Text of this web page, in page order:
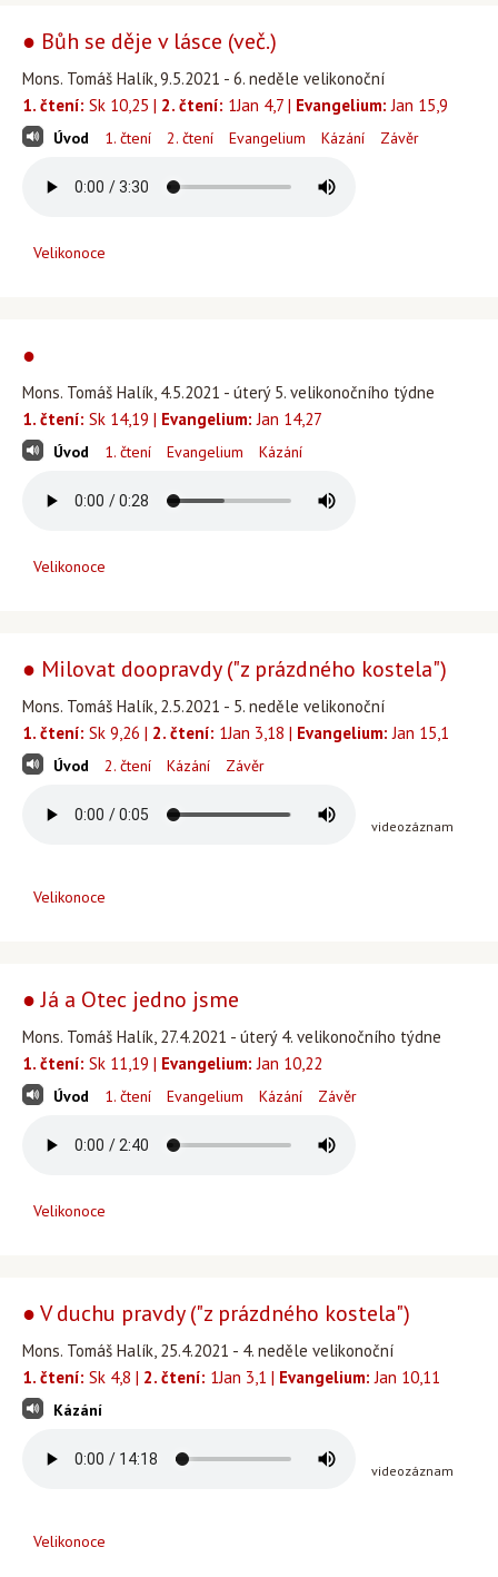
● Bůh se děje v lásce (več.)
Mons. Tomáš Halík, 9.5.2021 - 6. neděle velikonoční
1. čtení: Sk 10,25 | 2. čtení: 1Jan 4,7 | Evangelium: Jan 15,9
Úvod 1. čtení 2. čtení Evangelium Kázání Závěr
Velikonoce
●
Mons. Tomáš Halík, 4.5.2021 - úterý 5. velikonočního týdne
1. čtení: Sk 14,19 | Evangelium: Jan 14,27
Úvod 1. čtení Evangelium Kázání
Velikonoce
● Milovat doopravdy ("z prázdného kostela")
Mons. Tomáš Halík, 2.5.2021 - 5. neděle velikonoční
1. čtení: Sk 9,26 | 2. čtení: 1Jan 3,18 | Evangelium: Jan 15,1
Úvod 2. čtení Kázání Závěr
videozáznam
Velikonoce
● Já a Otec jedno jsme
Mons. Tomáš Halík, 27.4.2021 - úterý 4. velikonočního týdne
1. čtení: Sk 11,19 | Evangelium: Jan 10,22
Úvod 1. čtení Evangelium Kázání Závěr
Velikonoce
● V duchu pravdy ("z prázdného kostela")
Mons. Tomáš Halík, 25.4.2021 - 4. neděle velikonoční
1. čtení: Sk 4,8 | 2. čtení: 1Jan 3,1 | Evangelium: Jan 10,11
Kázání
videozáznam
Velikonoce